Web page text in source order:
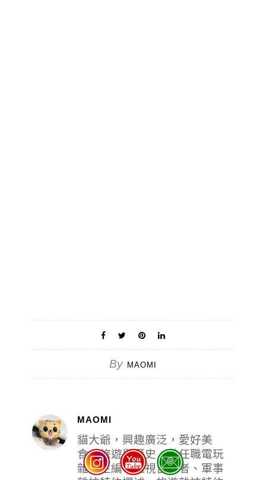
By MAOMI
MAOMI
貓大爺，興趣廣泛，愛好美
食、旅遊與歷史，曾任職電玩
雜誌主編、電視台記者、軍事